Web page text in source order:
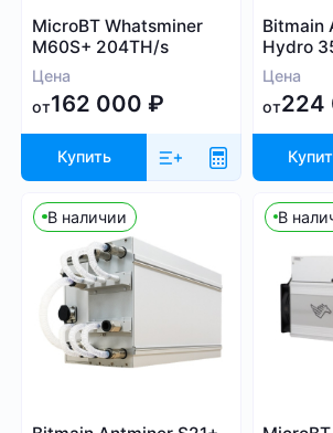
Handshake (HNS)
Monacoin (MONA)
MWC-CT31 (MWC)
Radiant (RXD)
Bitcoin SV (BSV)
Monero (XMR)
Выбрать все
Canaan
Iceriver
Innosilicon
FusionSilicon
Dayun
iBeLink
Ebang
Посмотреть все
Применить
MicroBT Whatsminer
M60S+ 204TH/s
Цена
от162 000 ₽
Купить
Bitmain
Hydro
Цена
от
В наличии В